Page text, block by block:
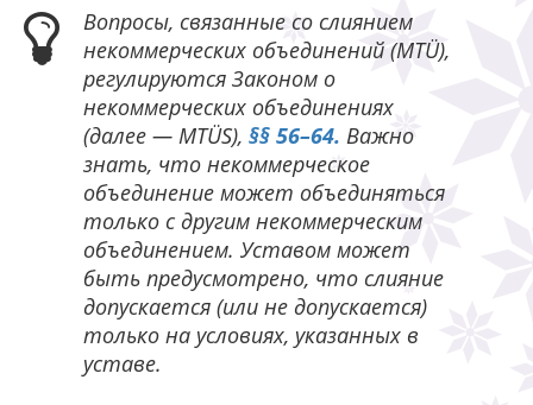
Вопросы, связанные со слиянием
некоммерческих объединений (MTÜ),
регулируются Законом о
некоммерческих объединениях
(далее — MTÜS), §§ 56–64. Важно
знать, что некоммерческое
объединение может объединяться
только с другим некоммерческим
объединением. Уставом может
быть предусмотрено, что слияние
допускается (или не допускается)
только на условиях, указанных в
уставе.